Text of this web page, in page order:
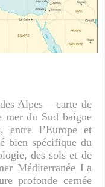
Alpes – carte de
mer du Sud baigne
entre l’Europe et
bien spécifique du
des sols et de
Méditerranée La
profonde cernée